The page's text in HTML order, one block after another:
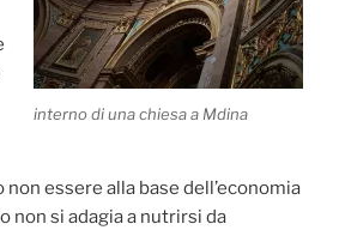
interno di una chiesa a Mdina
essere alla base dell’economia
non si adagia a nutrirsi da